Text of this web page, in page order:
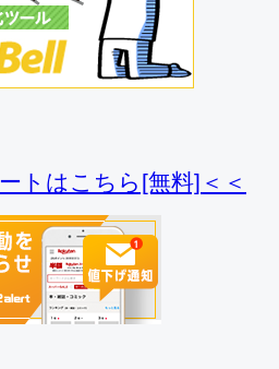
トはこちら[無料]＜＜